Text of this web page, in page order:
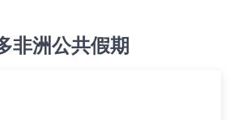
非洲公共假期